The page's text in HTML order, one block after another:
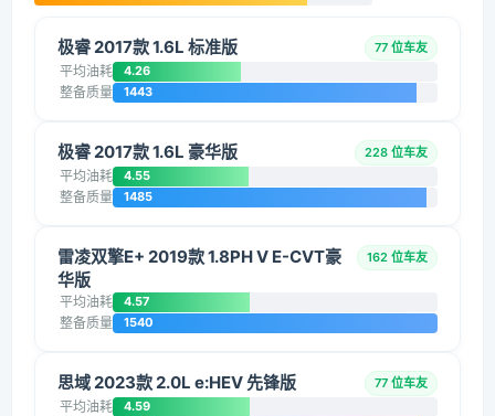
极睿 2017款 1.6L 标准版 77 位车友
平均油耗 4.26
整备质量 1443
极睿 2017款 1.6L 豪华版 228 位车友
平均油耗 4.55
整备质量 1485
雷凌双擎E+ 2019款 1.8PH V E-CVT豪
华版
162 位车友
平均油耗 4.57
整备质量 1540
思域 2023款 2.0L e:HEV 先锋版 77 位车友
平均油耗 4.59